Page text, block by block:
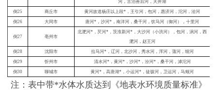
注：表中带*水体水质达到《地表水环境质量标准》